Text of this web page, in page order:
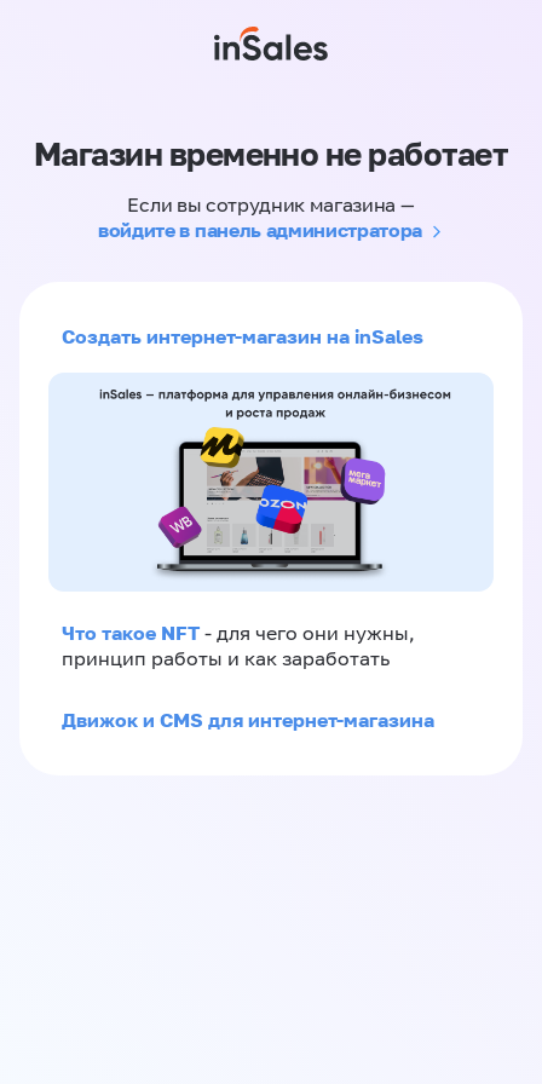
Магазин временно не работает
Если вы сотрудник магазина —
войдите в панель администратора
Создать интернет-магазин на inSales
Что такое NFT - для чего они нужны,
принцип работы и как заработать
Движок и CMS для интернет-магазина